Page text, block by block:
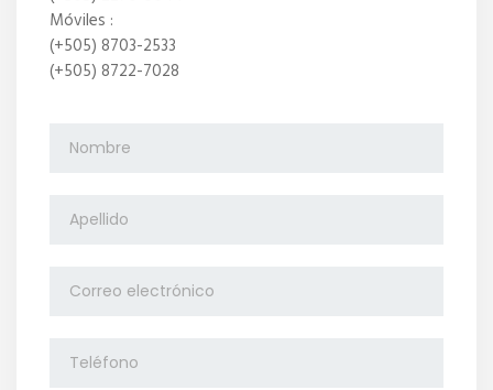
Móviles :
(+505) 8703-2533
(+505) 8722-7028